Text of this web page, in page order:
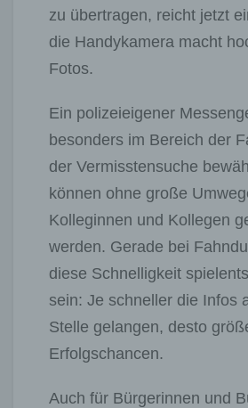
zu übertragen, reicht jetzt
die Handykamera macht
Fotos.
Ein polizeieigener
besonders im Bereich der
der Vermisstensuche
können ohne große
Kolleginnen und Kollegen
werden. Gerade bei
diese Schnelligkeit
sein: Je schneller die Infos
Stelle gelangen, desto
Erfolgschancen.
Auch für Bürgerinnen und